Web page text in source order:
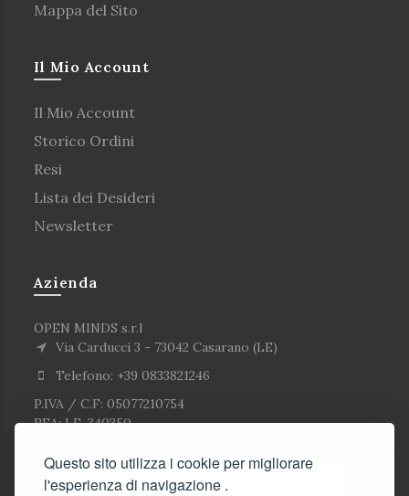
Questo sito utilizza i cookie per migliorare
l'esperienza di navigazione .
Mappa del Sito
Il Mio Account
Il Mio Account
Storico Ordini
Resi
Lista dei Desideri
Newsletter
Azienda
OPEN MINDS s.r.l
Via Carducci 3 - 73042 Casarano (LE)
Telefono: +39 0833821246
P.IVA / C.F: 05077210754
REA: LE-340350